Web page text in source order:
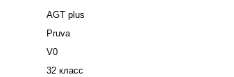
AGT plus
Pruva
V0
32 класс